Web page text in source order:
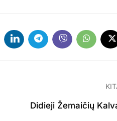
Didieji Žemaičių